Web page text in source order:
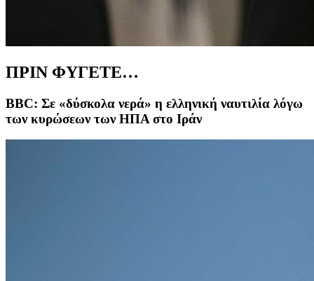
ΠΡΙΝ ΦΥΓΕΤΕ…
BBC: Σε «δύσκολα νερά» η ελληνική ναυτιλία λόγω
των κυρώσεων των ΗΠΑ στο Ιράν